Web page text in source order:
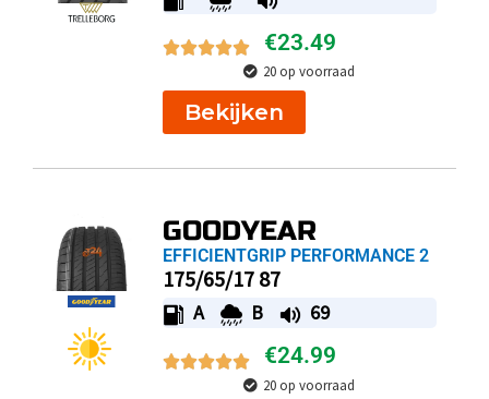
€23.49
20 op voorraad
Bekijken
GOODYEAR
EFFICIENTGRIP PERFORMANCE 2
175/65/17 87
A B 69
€24.99
20 op voorraad